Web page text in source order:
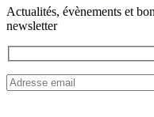
Actualités, évènements et
newsletter